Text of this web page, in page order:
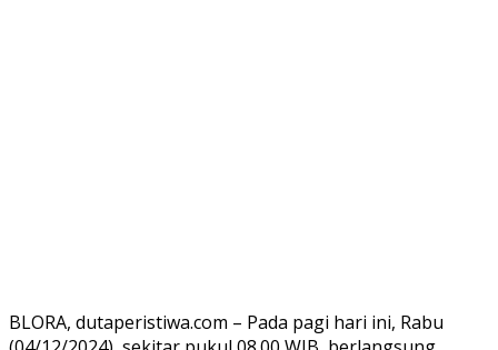
BLORA, dutaperistiwa.com – Pada pagi hari ini, Rabu